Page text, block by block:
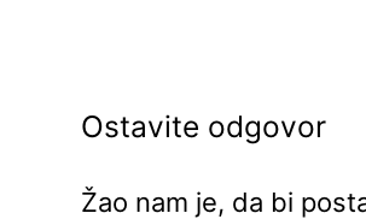
Ostavite odgovor
Žao nam je, da bi